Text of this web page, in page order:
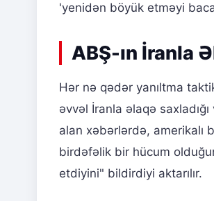
'yenidən böyük etməyi
ABŞ-ın İranla
Hər nə qədər yanıltma
əvvəl İranla əlaqə
alan xəbərlərdə, amerikalı
birdəfəlik bir hücum
etdiyini" bildirdiyi aktarılır.